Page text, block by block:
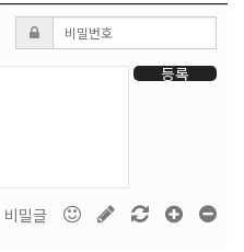
등록
비밀글